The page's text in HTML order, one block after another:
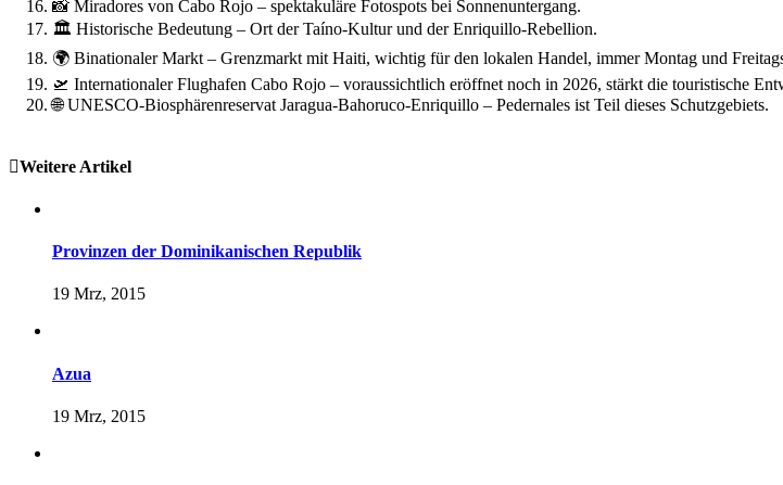
📸 Miradores von Cabo Rojo – spektakuläre Fotospots bei Sonnenuntergang.
🏛️ Historische Bedeutung – Ort der Taíno‑Kultur und der Enriquillo‑Rebellion.
🌍 Binationaler Markt – Grenzmarkt mit Haiti, wichtig für den lokalen Handel, immer Montag und
🛫 Internationaler Flughafen Cabo Rojo – voraussichtlich eröffnet noch in 2026, stärkt die touristische
🌐 UNESCO‑Biosphärenreservat Jaragua‑Bahoruco‑Enriquillo – Pedernales ist Teil dieses Schutzgebiets.
Weitere Artikel
Provinzen der Dominikanischen Republik
19 Mrz, 2015
Azua
19 Mrz, 2015